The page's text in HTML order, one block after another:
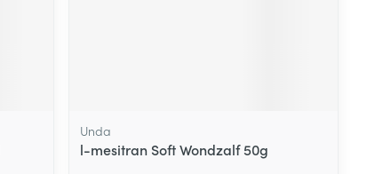
Unda
l-mesitran Soft Wondzalf 50g